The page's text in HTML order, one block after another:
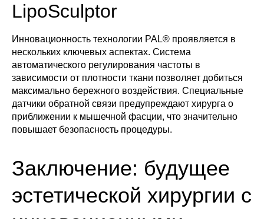
LipoSculptor
Инновационность технологии PAL® проявляется в
нескольких ключевых аспектах. Система
автоматического регулирования частоты в
зависимости от плотности ткани позволяет добиться
максимально бережного воздействия. Специальные
датчики обратной связи предупреждают хирурга о
приближении к мышечной фасции, что значительно
повышает безопасность процедуры.
Заключение: будущее
эстетической хирургии с